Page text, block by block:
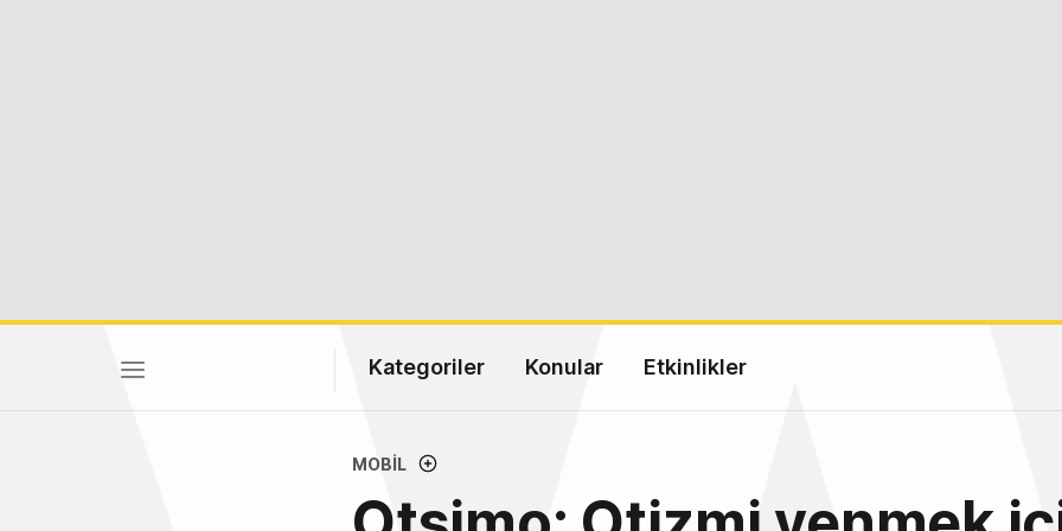
Kategoriler Konular Etkinlikler
MOBIL